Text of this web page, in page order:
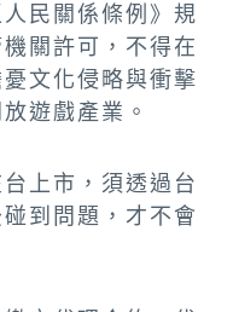
民關係條例》規
關許可，不得在
文化侵略與衝擊
遊戲產業。
上市，須透過台
到問題，才不會